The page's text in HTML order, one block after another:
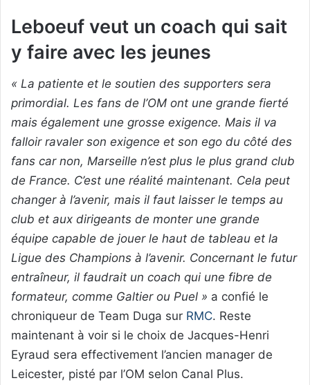
Leboeuf veut un coach qui sait
y faire avec les jeunes
« La patiente et le soutien des supporters sera
primordial. Les fans de l’OM ont une grande fierté
mais également une grosse exigence. Mais il va
falloir ravaler son exigence et son ego du côté des
fans car non, Marseille n’est plus le plus grand club
de France. C’est une réalité maintenant. Cela peut
changer à l’avenir, mais il faut laisser le temps au
club et aux dirigeants de monter une grande
équipe capable de jouer le haut de tableau et la
Ligue des Champions à l’avenir. Concernant le futur
entraîneur, il faudrait un coach qui une fibre de
formateur, comme Galtier ou Puel » a confié le
chroniqueur de Team Duga sur RMC. Reste
maintenant à voir si le choix de Jacques-Henri
Eyraud sera effectivement l’ancien manager de
Leicester, pisté par l’OM selon Canal Plus.